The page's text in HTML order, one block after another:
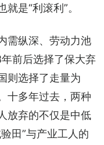
是“利滚利”。
需纵深、劳动力池
前后选择了保大弃
则选择了走量为
十多年过去，两种
放弃的不仅是中低
田”与产业工人的